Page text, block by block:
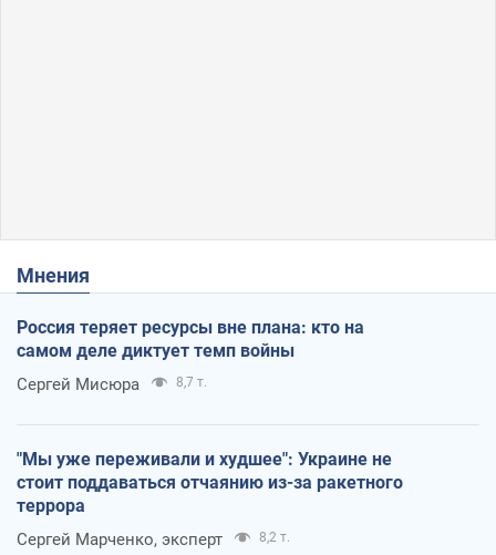
Мнения
Россия теряет ресурсы вне плана: кто на
самом деле диктует темп войны
Сергей Мисюра 8,7 т.
"Мы уже переживали и худшее": Украине не
стоит поддаваться отчаянию из-за ракетного
террора
Сергей Марченко, эксперт 8,2 т.